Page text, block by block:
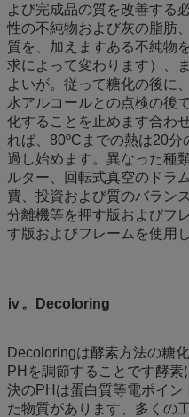
よび完成品の質を改善する
性の不純物および灰の脂肪
質を、加えますある不純物
求によって変わります）、
よいが。従って糖化の後に
水アルコールとの点検の後
化することを止めます合わ
れば、80ºCまでの熱は20
過し始めます。異なった種
ルター、回転式真空のドラ
費、投資および質のバラン
分離機等を押す版およびフ
す版およびフレームを使用し
ⅳ。Decoloring
Decoloringは酵素方法の糖
PHを調節することです酵
決のPHは蛋白質等電ポイ
た物質があります、多くの